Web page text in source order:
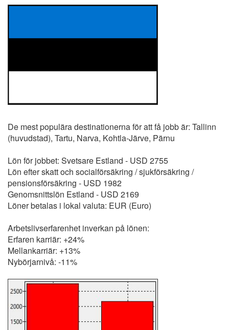
De mest populära destinationerna för att få jobb är: Tallinn
(huvudstad), Tartu, Narva, Kohtla-Järve, Pärnu
Lön för jobbet: Svetsare Estland - USD 2755
Lön efter skatt och socialförsäkring / sjukförsäkring /
pensionsförsäkring - USD 1982
Genomsnittslön Estland - USD 2169
Löner betalas i lokal valuta: EUR (Euro)
Arbetslivserfarenhet inverkan på lönen:
Erfaren karriär: +24%
Mellankarriär: +13%
Nybörjarnivå: -11%